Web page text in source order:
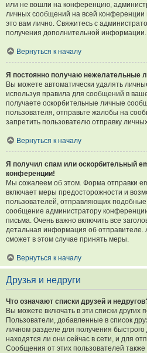
или не вошли на конференцию,
личных сообщений на всей
это вам лично. Свяжитесь с
получения дополнительной информации.
Вернуться к началу
Я постоянно получаю нежелательные
Вы можете автоматически удалять
используя правила для сообщений в
получаете оскорбительные личные
пользователя, отправьте жалобы на
запретить пользователю отправку
Вернуться к началу
Я получил спам или оскорбительный
конференции!
Мы сожалеем об этом. Форма отправки
включает меры предосторожности и
пользователей, отправляющих
сообщение администратору
письма. Очень важно включить все
детальная информация об
сможет в этом случае принять меры.
Вернуться к началу
Друзья и недруги
Что означают списки друзей и
Вы можете включать в эти списки других
Пользователи, добавленные в список
личном разделе для получения
находятся ли они сейчас в сети, и для
Сообщения от этих пользователей также